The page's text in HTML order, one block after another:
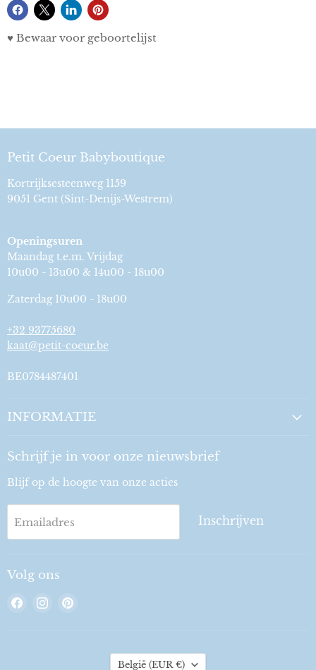
♥ Bewaar voor geboortelijst
Petit Coeur Babyboutique
Kortrijksesteenweg 1159
9051 Gent (Sint-Denijs-Westrem)
Openingsuren
Maandag t.e.m. Vrijdag
10u00 - 13u00 & 14u00 - 18u00
Zaterdag 10u00 - 18u00
+32 93775680
kaat@petit-coeur.be
BE0784487401
INFORMATIE
Schrijf je in voor onze nieuwsbrief
Blijf op de hoogte van onze acties
Emailadres Inschrijven
Volg ons
Vind
Vind
Land
België (EUR €)